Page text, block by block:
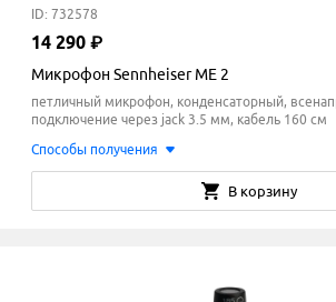
ID: 732578
14 290 ₽
Микрофон Sennheiser ME 2
петличный микрофон, конденсаторный,
подключение через jack 3.5 мм, кабель 160 см
Способы получения
В корзину